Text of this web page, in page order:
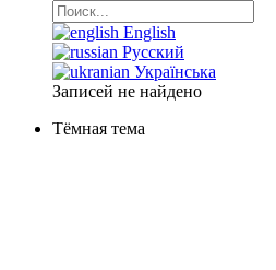
English
Русский
Українська
Записей не найдено
Тёмная тема